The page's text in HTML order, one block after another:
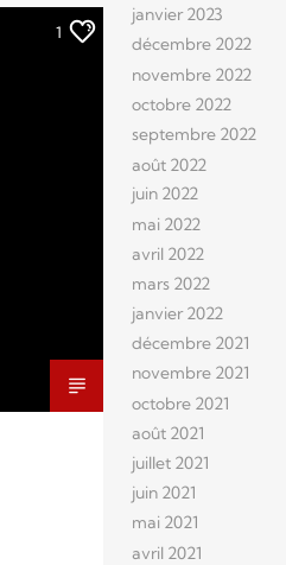
1
janvier 2023
décembre 2022
novembre 2022
octobre 2022
septembre 2022
août 2022
juin 2022
mai 2022
avril 2022
mars 2022
janvier 2022
décembre 2021
novembre 2021
octobre 2021
août 2021
juillet 2021
juin 2021
mai 2021
avril 2021